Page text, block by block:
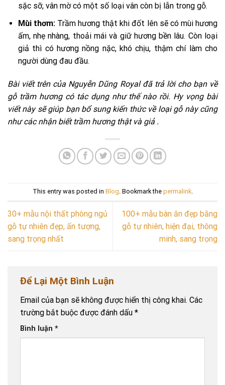
sặc sỡ, vân mờ có một số loại vân còn bị lẫn trong gỗ.
Mùi thơm:Trầm hương thật khi đốt lên sẽ có mùi hương
ấm, nhẹ nhàng, thoải mái và giữ hương bền lâu. Còn loại
giả thì có hương nồng nặc, khó chịu, thậm chí làm cho
người dùng đau đầu.
Bài viết trên của Nguyễn Dũng Royal đã trả lời cho bạn về
gỗ trầm hương có tác dụng như thế nào rồi. Hy vọng bài
viết này sẽ giúp bạn bổ sung kiến thức về loại gỗ này cũng
như các nhận biết trầm hương thật và giả .
This entry was posted in Blog. Bookmark the permalink.
30+ mẫu nội thất phòng ngủ
gỗ tự nhiên đẹp, ấn tượng,
sang trọng nhất
100+ mẫu bàn ăn đẹp bằng
gỗ tự nhiên, hiện đại, thông
minh, sang trọng
Để Lại Một Bình Luận
Email của bạn sẽ không được hiển thị công khai. Các
trường bắt buộc được đánh dấu *
Bình luận *